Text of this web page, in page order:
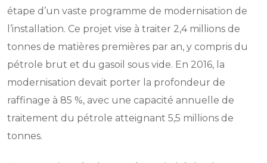
étape d’un vaste programme de modernisation de
l’installation. Ce projet vise à traiter 2,4 millions de
tonnes de matières premières par an, y compris du
pétrole brut et du gasoil sous vide. En 2016, la
modernisation devait porter la profondeur de
raffinage à 85 %, avec une capacité annuelle de
traitement du pétrole atteignant 5,5 millions de
tonnes.